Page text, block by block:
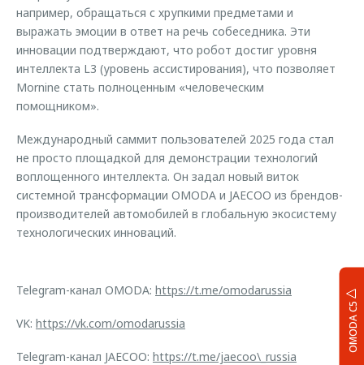
OMODA C5
например, обращаться с хрупкими предметами и
выражать эмоции в ответ на речь собеседника. Эти
инновации подтверждают, что робот достиг уровня
интеллекта L3 (уровень ассистирования), что позволяет
Mornine стать полноценным «человеческим
помощником».
Международный саммит пользователей 2025 года стал
не просто площадкой для демонстрации технологий
воплощенного интеллекта. Он задал новый виток
системной трансформации OMODA и JAECOO из брендов-
производителей автомобилей в глобальную экосистему
технологических инноваций.
Telegram-канал OMODA: https://t.me/omodarussia
VK: https://vk.com/omodarussia
Telegram-канал JAECOO: https://t.me/jaecoo\_russia